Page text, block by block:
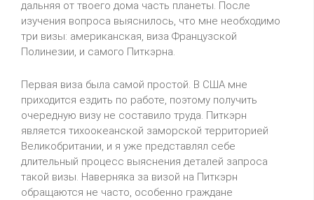
дальняя от твоего дома часть планеты. После
изучения вопроса выяснилось, что мне необходимо
три визы: американская, виза Французской
Полинезии, и самого Питкэрна.
Первая виза была самой простой. В США мне
приходится ездить по работе, поэтому получить
очередную визу не составило труда. Питкэрн
является тихоокеанской заморской территорией
Великобритании, и я уже представлял себе
длительный процесс выяснения деталей запроса
такой визы. Наверняка за визой на Питкэрн
обращаются не часто, особенно граждане